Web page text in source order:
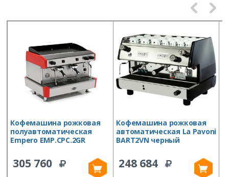
Кофемашина рожковая
полуавтоматическая
Empero EMP.CPC.2GR
305 760
Кофемашина рожковая
автоматическая La Pavoni
BART2VN черный
248 684